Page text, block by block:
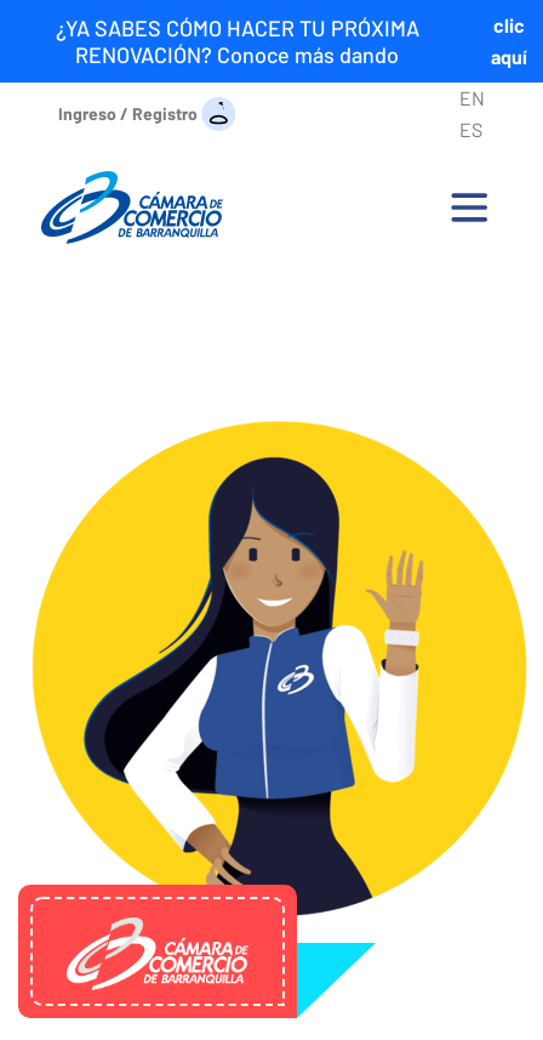
¿YA SABES CÓMO HACER TU PRÓXIMA
RENOVACIÓN? Conoce más dando
clic
aquí
Ingreso / Registro
EN
ES